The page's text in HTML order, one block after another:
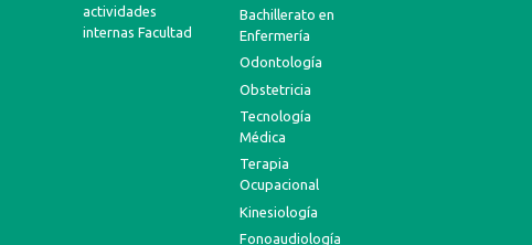
actividades
internas Facultad
Bachillerato en
Enfermería
Odontología
Obstetricia
Tecnología
Médica
Terapia
Ocupacional
Kinesiología
Fonoaudiología